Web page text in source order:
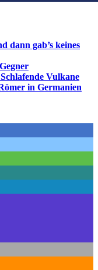
dann gab’s keines
Vulkane
in Germanien